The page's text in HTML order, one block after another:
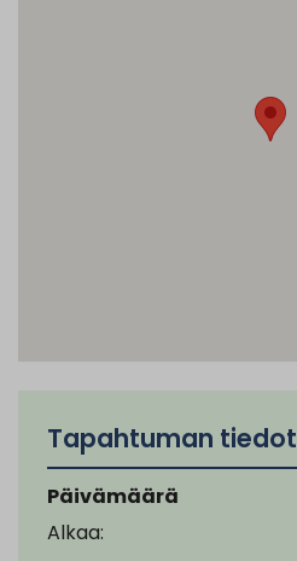
Tapahtuman tiedot
Päivämäärä
Alkaa: